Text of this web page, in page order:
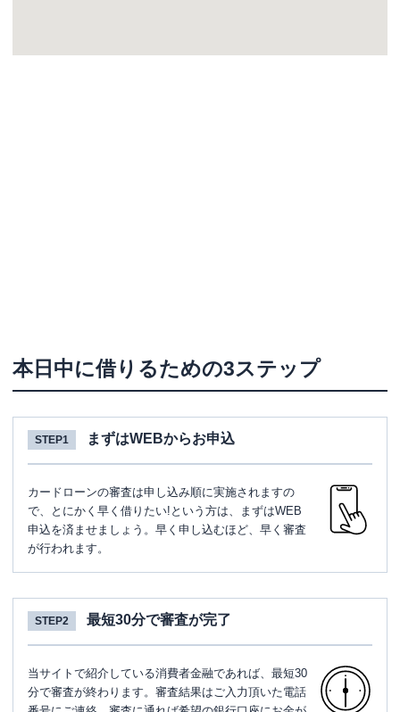
本日中に借りるための3ステップ
STEP1 まずはWEBからお申込
カードローンの審査は申し込み順に実施されますの
で、とにかく早く借りたい!という方は、まずはWEB
申込を済ませましょう。早く申し込むほど、早く審査
が行われます。
STEP2 最短30分で審査が完了
当サイトで紹介している消費者金融であれば、最短30
分で審査が終わります。審査結果はご入力頂いた電話